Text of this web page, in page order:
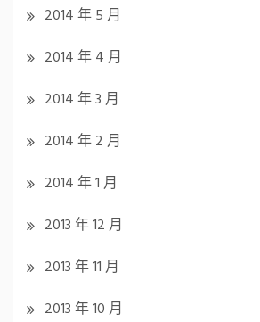
2014 年 5 月
2014 年 4 月
2014 年 3 月
2014 年 2 月
2014 年 1 月
2013 年 12 月
2013 年 11 月
2013 年 10 月